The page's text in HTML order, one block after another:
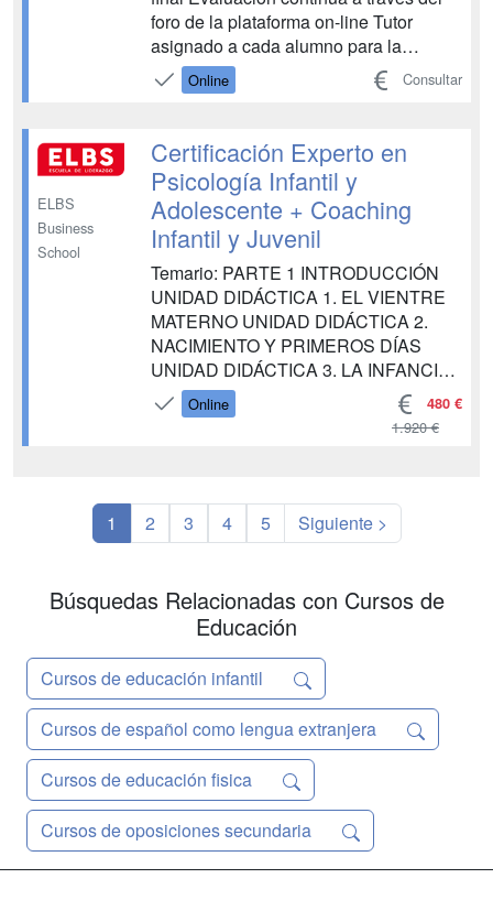
foro de la plataforma on-line Tutor
asignado a cada alumno para la
resolución de dudas académicas y
problemas administrativos Sesiones
mes ...
Online Consultar
ELBS
Business
School
Certificación Experto en
Psicología Infantil y
Adolescente + Coaching
Infantil y Juvenil
Temario: PARTE 1 INTRODUCCIÓN
UNIDAD DIDÁCTICA 1. EL VIENTRE
MATERNO UNIDAD DIDÁCTICA 2.
NACIMIENTO Y PRIMEROS DÍAS
UNIDAD DIDÁCTICA 3. LA INFANCIA
UNIDAD DIDÁCTICA 4. EL APEGO Y
RELACIÓN CON LOS PADRES
LENGUAJE UNIDAD DIDÁCTICA 7. LA
EVOLUCIÓN DE LA PERSONALIDAD
Online 480 €
1.920 €
1 2 3 4 5 Siguiente >
Búsquedas Relacionadas con Cursos de
Educación
Cursos de educación infantil
Cursos de español como lengua extranjera
Cursos de educación fisica
Cursos de oposiciones secundaria